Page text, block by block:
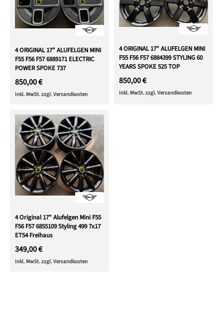
4 ORIGINAL 17" ALUFELGEN MINI
F55 F56 F57 6889171 ELECTRIC
POWER SPOKE 737
850,00 €
inkl. MwSt. zzgl. Versandkosten
4 ORIGINAL 17" ALUFELGEN MINI
F55 F56 F57 6884399 STYLING 60
YEARS SPOKE 525 TOP
850,00 €
inkl. MwSt. zzgl. Versandkosten
4 Original 17" Alufelgen Mini F55
F56 F57 6855109 Styling 499 7x17
ET54 Freihaus
349,00 €
inkl. MwSt. zzgl. Versandkosten